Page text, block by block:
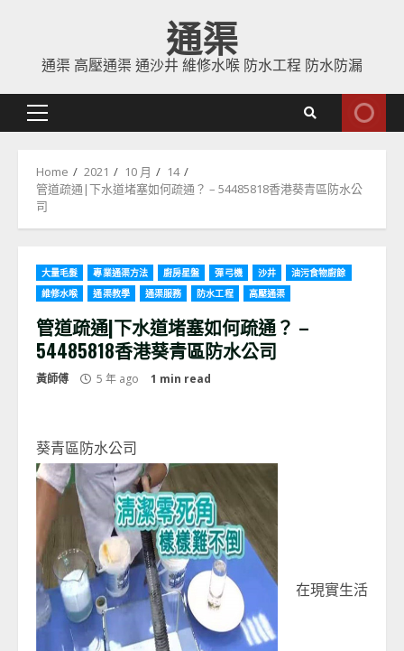
content
通渠
通渠 高壓通渠 通沙井 維修水喉 防水工程 防水防漏
Primary
Home 2021 10 月
14
管道疏通|下水道堵塞如何疏通？ – 54485818香港葵青區防水公
司
大量毛髮 專業通渠方法 廚房星盤 彈弓機 沙井
油污食物廚餘
維修水喉
通渠教學 通渠服務 防水工程 高壓通渠
管道疏通|下水道堵塞如何疏通？ –
54485818香港葵青區防水公司
黃師傅 5 年 ago 1 min read
葵青區防水公司
在現實生活